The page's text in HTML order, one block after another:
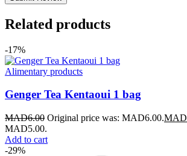
Related products
-17%
Alimentary products
Genger Tea Kentaoui 1 bag
MAD6.00 Original price was: MAD6.00.MAD
MAD5.00.
Add to cart
-29%